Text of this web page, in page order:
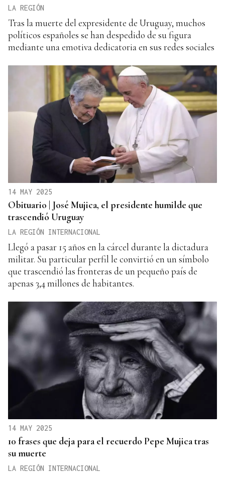
LA REGIÓN
Tras la muerte del expresidente de Uruguay, muchos
políticos españoles se han despedido de su figura
mediante una emotiva dedicatoria en sus redes sociales
14 MAY 2025
Obituario | José Mujica, el presidente humilde que
trascendió Uruguay
LA REGIÓN INTERNACIONAL
Llegó a pasar 15 años en la cárcel durante la dictadura
militar. Su particular perfil le convirtió en un símbolo
que trascendió las fronteras de un pequeño país de
apenas 3,4 millones de habitantes.
14 MAY 2025
10 frases que deja para el recuerdo Pepe Mujica tras
su muerte
LA REGIÓN INTERNACIONAL